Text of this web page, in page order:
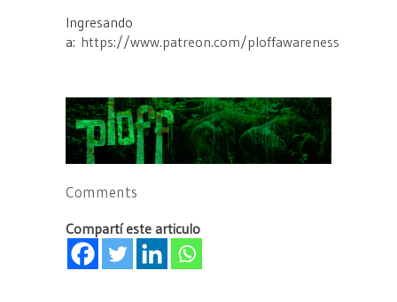
Ingresando
a: https://www.patreon.com/ploffawareness
Comments
Compartí este articulo